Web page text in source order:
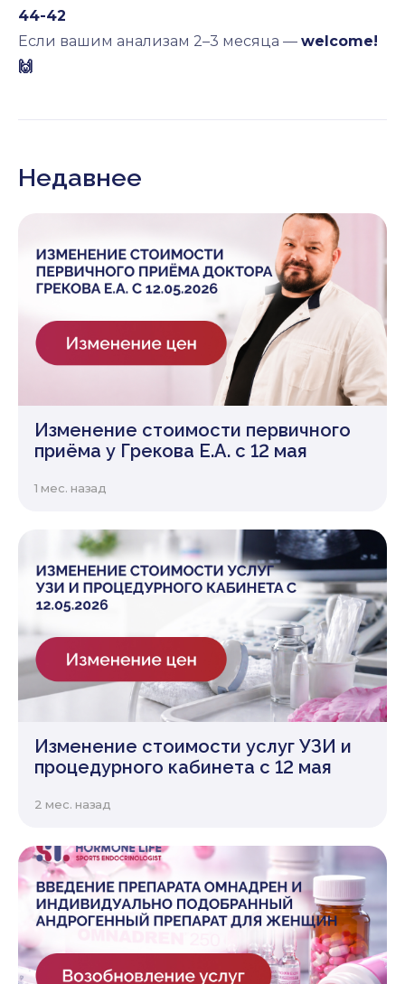
44-42
Если вашим анализам 2–3 месяца — welcome!
🙌
Недавнее
Изменение стоимости первичного
приёма у Грекова Е.А. с 12 мая
1 мес. назад
Изменение стоимости услуг УЗИ и
процедурного кабинета с 12 мая
2 мес. назад